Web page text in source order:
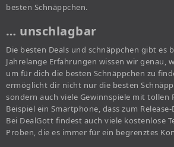
besten Schnäppchen.
… unschlagbar
Die besten Deals und schnäppchen gibt es
Jahrelange Erfahrungen wissen wir genau,
um für dich die besten Schnäppchen zu
ermöglicht dir nicht nur die besten
sondern auch viele Gewinnspiele mit tollen
Beispiel ein Smartphone, dass zum
Bei DealGott findest auch viele kostenlose
Proben, die es immer für ein begrenztes